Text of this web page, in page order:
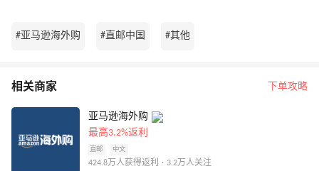
#亚马逊海外购 #直邮中国 #其他
相关商家 下单攻略
亚马逊海外购
最高3.2%返利
直邮 中文
424.8万人获得返利 · 3.2万人关注